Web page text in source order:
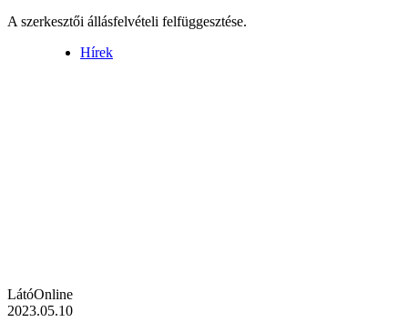
A szerkesztői állásfelvételi felfüggesztése.
Hírek
LátóOnline
2023.05.10